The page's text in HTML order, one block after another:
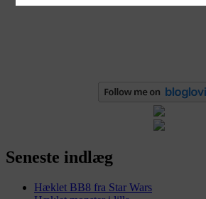
Seneste indlæg
Hæklet BB8 fra Star Wars